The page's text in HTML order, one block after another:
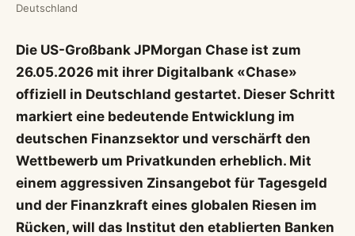
Deutschland
Die US-Großbank JPMorgan Chase ist zum
26.05.2026 mit ihrer Digitalbank «Chase»
offiziell in Deutschland gestartet. Dieser Schritt
markiert eine bedeutende Entwicklung im
deutschen Finanzsektor und verschärft den
Wettbewerb um Privatkunden erheblich. Mit
einem aggressiven Zinsangebot für Tagesgeld
und der Finanzkraft eines globalen Riesen im
Rücken, will das Institut den etablierten Banken